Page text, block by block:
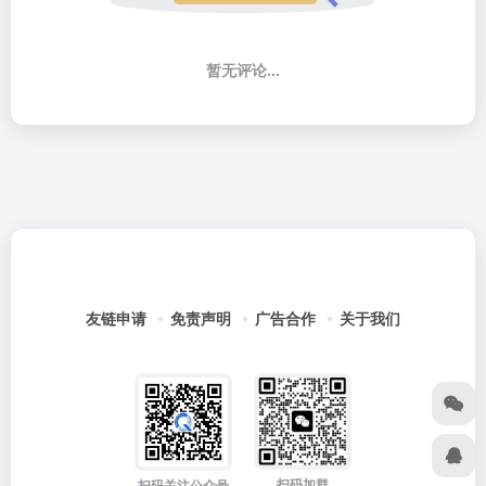
暂无评论...
友链申请 免责声明 广告合作 关于我们